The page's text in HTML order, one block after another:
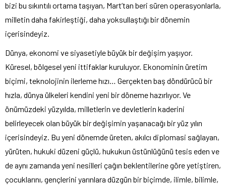
bizi bu sıkıntılı ortama taşıyan, Mart’tan beri süren operasyonlarla,
milletin daha fakirleştiği, daha yoksullaştığı bir dönemin
içerisindeyiz.
Dünya, ekonomi ve siyasetiyle büyük bir değişim yaşıyor.
Küresel, bölgesel yeni ittifaklar kuruluyor. Ekonominin üretim
biçimi, teknolojinin ilerleme hızı… Gerçekten baş döndürücü bir
hızla, dünya ülkeleri kendini yeni bir döneme hazırlıyor. Ve
önümüzdeki yüzyılda, milletlerin ve devletlerin kaderini
belirleyecek olan büyük bir değişimin yaşanacağı bir yüz yılın
içerisindeyiz. Bu yeni dönemde üreten, akılcı diplomasi sağlayan,
yürüten, hukuki düzeni güçlü, hukukun üstünlüğünü tesis eden ve
de aynı zamanda yeni nesilleri çağın beklentilerine göre yetiştiren,
çocuklarını, gençlerini yarınlara düzgün bir biçimde, ilimle, bilimle,